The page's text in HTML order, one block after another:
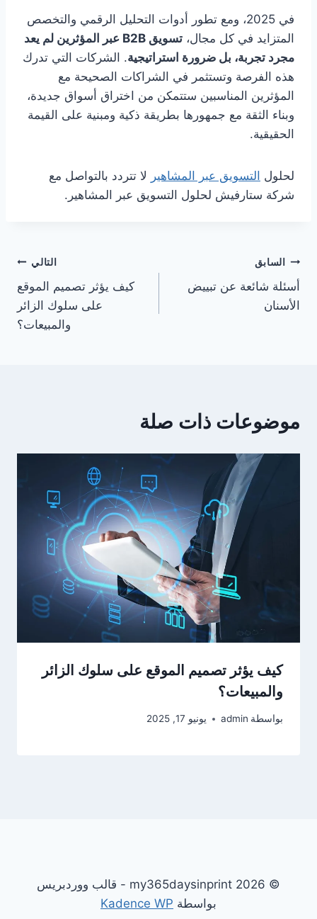
في 2025، ومع تطور أدوات التحليل الرقمي والتخصص
المتزايد في كل مجال، تسويق
عبر المؤثرين لم يعد
مجرد تجربة، بل ضرورة استراتيجية. الشركات التي تدرك
هذه الفرصة وتستثمر في الشراكات الصحيحة مع
المؤثرين المناسبين ستتمكن من اختراق أسواق جديدة،
وبناء الثقة مع جمهورها بطريقة ذكية ومبنية على القيمة
الحقيقية.
لحلول التسويق عبر المشاهير لا تتردد بالتواصل مع
شركة ستارفيش لحلول التسويق عبر المشاهير.
تصفّح
المقالات
السابق
أسئلة شائعة عن تبييض
الأسنان
التالي
كيف يؤثر تصميم الموقع
على سلوك الزائر
والمبيعات؟
موضوعات ذات صلة
كيف يؤثر تصميم الموقع على سلوك الزائر
والمبيعات؟
بواسطة admin يونيو 17, 2025
© 2026 my365daysinprint - قالب ووردبريس
بواسطة Kadence WP